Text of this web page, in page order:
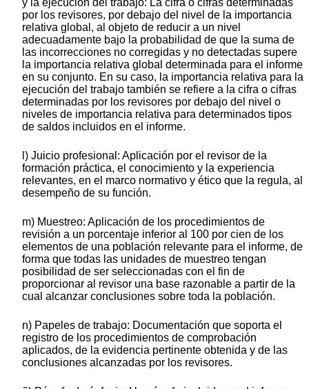
y la ejecución del trabajo: La cifra o cifras determinadas
por los revisores, por debajo del nivel de la importancia
relativa global, al objeto de reducir a un nivel
adecuadamente bajo la probabilidad de que la suma de
las incorrecciones no corregidas y no detectadas supere
la importancia relativa global determinada para el informe
en su conjunto. En su caso, la importancia relativa para la
ejecución del trabajo también se refiere a la cifra o cifras
determinadas por los revisores por debajo del nivel o
niveles de importancia relativa para determinados tipos
de saldos incluidos en el informe.
l) Juicio profesional: Aplicación por el revisor de la
formación práctica, el conocimiento y la experiencia
relevantes, en el marco normativo y ético que la regula, al
desempeño de su función.
m) Muestreo: Aplicación de los procedimientos de
revisión a un porcentaje inferior al 100 por cien de los
elementos de una población relevante para el informe, de
forma que todas las unidades de muestreo tengan
posibilidad de ser seleccionadas con el fin de
proporcionar al revisor una base razonable a partir de la
cual alcanzar conclusiones sobre toda la población.
n) Papeles de trabajo: Documentación que soporta el
registro de los procedimientos de comprobación
aplicados, de la evidencia pertinente obtenida y de las
conclusiones alcanzadas por los revisores.